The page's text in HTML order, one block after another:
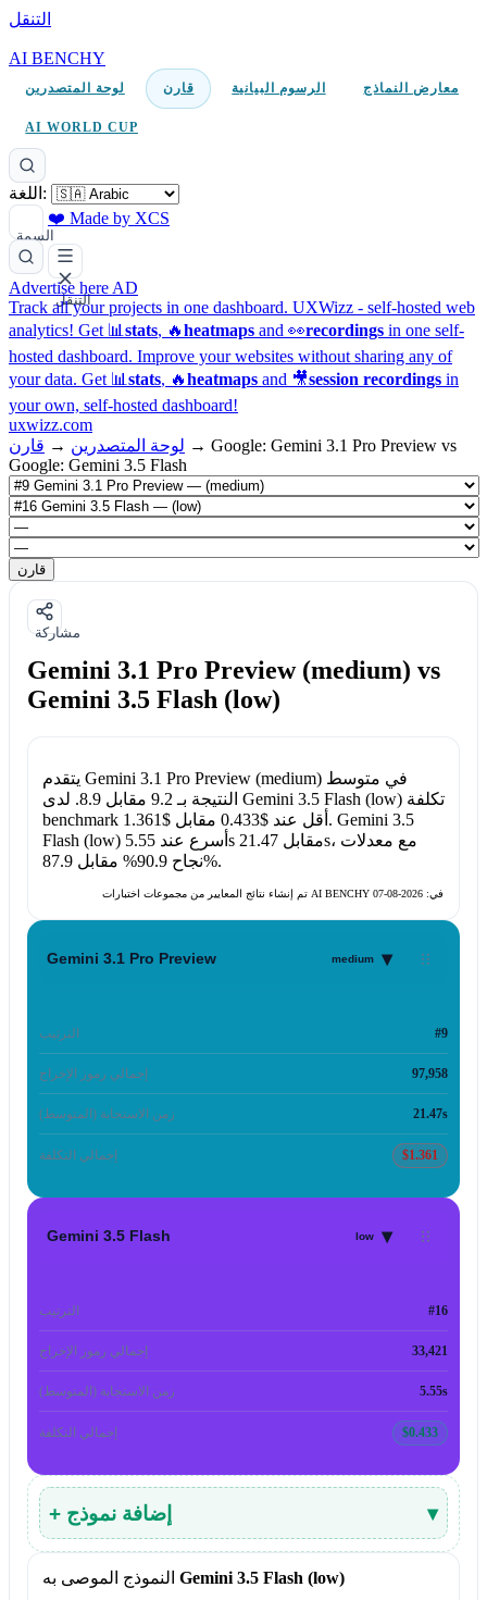
التنقل
AI BENCHY
لوحة المتصدرين قارن الرسوم البيانية معارض النماذج
AI WORLD CUP
اللغة:
السمة
❤️ Made by XCS
التنقل
Advertise here AD
Track all your projects in one dashboard. UXWizz - self-hosted web
analytics! Get 📊 stats, 🔥heatmaps and 👀recordings in one self-
hosted dashboard. Improve your websites without sharing any of
your data. Get 📊 stats, 🔥heatmaps and 🎥session recordings in
your own, self-hosted dashboard!
uxwizz.com
لوحة المتصدرين → قارن → Google: Gemini 3.1 Pro Preview vs
Google: Gemini 3.5 Flash
قارن
مشاركة
Gemini 3.1 Pro Preview (medium) vs
Gemini 3.5 Flash (low)
Gemini 3.1 Pro Preview (medium)في متوسط
النتيجة بـ 9.2 مقابل8.9 Gemini 3.5 Flash (low)تكلفة
benchmark أقل عند$0.433 مقابل$1.361 . Gemini 3.5
Flash (low)
أسرع عند 5.55s مقابل21.47s، مع معدلات
نجاح90.9% مقابل 87.9%.
تم إنشاء نتائج المعايير من مجموعات اختبارات AI BENCHY في: 2026-08-07
Gemini 3.1 Pro Preview medium ▾
الترتيب #9
إجمالي رموز الإخراج 97,958
زمن الاستجابة (المتوسط) 21.47s
إجمالي التكلفة $1.361
Gemini 3.5 Flash low ▾
الترتيب #16
إجمالي رموز الإخراج 33,421
زمن الاستجابة (المتوسط) 5.55s
إجمالي التكلفة $0.433
+ إضافة نموذج ▾
النموذج الموصى به Gemini 3.5 Flash (low)